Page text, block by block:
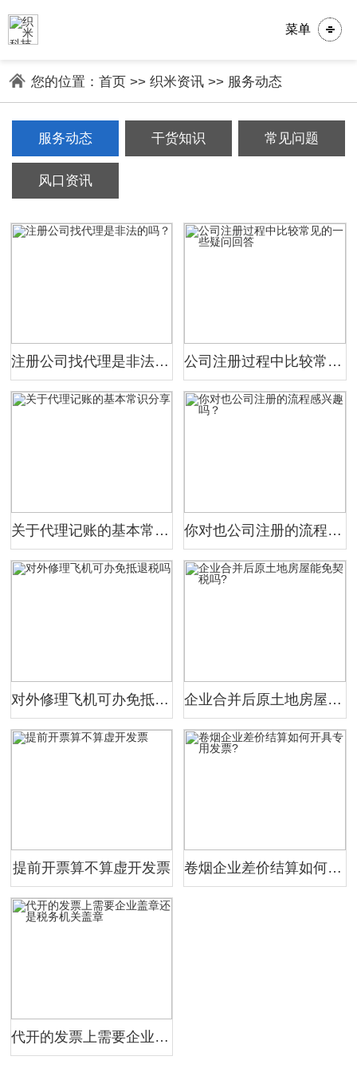
菜单
您的位置： 首页>> 织米资讯>> 服务动态
服务动态 干货知识 常见问题
风口资讯
注册公司找代理是非法的吗？ 公司注册过程中比较常见的一些疑问回答
关于代理记账的基本常识分享 你对也公司注册的流程感兴趣吗？
对外修理飞机可办免抵退税吗 企业合并后原土地房屋能免契税吗?
提前开票算不算虚开发票 卷烟企业差价结算如何开具专用发票?
代开的发票上需要企业盖章还是税务机关盖章